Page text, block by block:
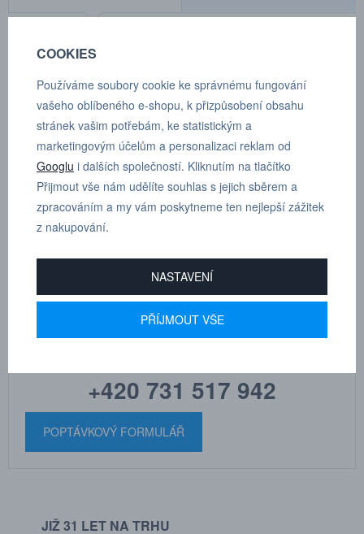
Materiál vsuvky: Kalená ocel (zinková pasivace)
Rozmezí teplot: -30°C až +100°C
Max. pracovní tlak: 350 bar
Rozměry součásti: A 16 mm, B 61 mm, C 39 mm, D 7 mm
Podle závitu: WEO 3/8"
MARTIN
DRHOLEC
technické poradenství
+420 731 517 942
POPTÁVKOVÝ FORMULÁŘ
JIŽ 31 LET NA TRHU
COOKIES
Používáme soubory cookie ke správnému fungování
vašeho oblíbeného e-shopu, k přizpůsobení obsahu
stránek vašim potřebám, ke statistickým a
marketingovým účelům a personalizaci reklam od
Googlu i dalších společností. Kliknutím na tlačítko
Přijmout vše nám udělíte souhlas s jejich sběrem a
zpracováním a my vám poskytneme ten nejlepší zážitek
z nakupování.
NASTAVENÍ
PŘÍJMOUT VŠE